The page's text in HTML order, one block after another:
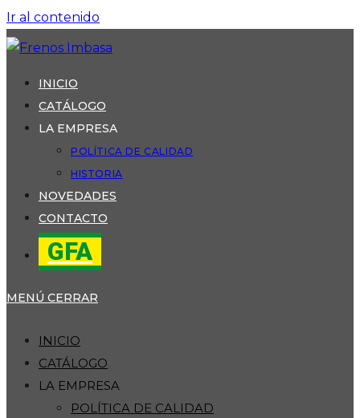
Ir al contenido
INICIO
CATÁLOGO
LA EMPRESA
POLÍTICA DE CALIDAD
HISTORIA
NOVEDADES
CONTACTO
GFA
MENÚ CERRAR
INICIO
CATÁLOGO
LA EMPRESA
POLÍTICA DE CALIDAD